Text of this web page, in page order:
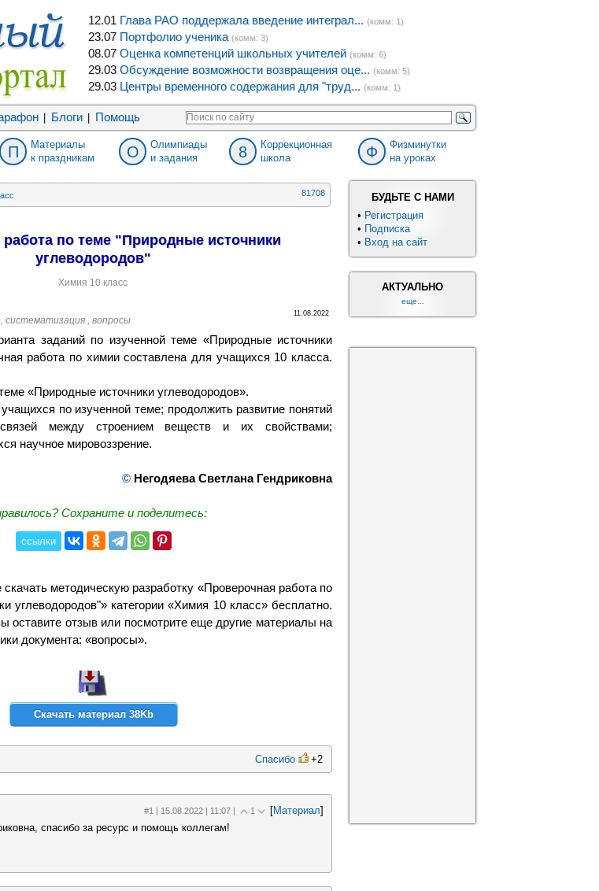
12.01 Глава РАО поддержала введение интеграл... (комм: 1)
23.07 Портфолио ученика (комм: 3)
08.07 Оценка компетенций школьных учителей (комм: 6)
29.03 Обсуждение возможности возвращения оце... (комм: 5)
29.03 Центры временного содержания для "труд... (комм: 1)
Блоги Помощь
П
Материалы
к праздникам
О
Олимпиады
и задания
8
Коррекционная
школа
Ф
Физминутки
на уроках
81708
по теме "Природные источники
углеводородов"
Химия 10 класс
систематизация , вопросы
11.08.2022
заданий по изученной теме «Природные источники
работа по химии составлена для учащихся 10 класса.
«Природные источники углеводородов».
по изученной теме; продолжить развитие понятий
связей между строением веществ и их свойствами;
научное мировоззрение.
© Негодяева Светлана Гендриковна
Сохраните и поделитесь:
ссылки
методическую разработку «Проверочная работа по
углеводородов"» категории «Химия 10 класс» бесплатно.
оставите отзыв или посмотрите еще другие материалы на
документа: «вопросы».
Скачать материал 38Kb
Спасибо +2
#1 | 15.08.2022 | 11:07 | 1 [Материал]
спасибо за ресурс и помощь коллегам!
БУДЬТЕ С НАМИ
• Регистрация
• Подписка
• Вход на сайт
АКТУАЛЬНО
еще...